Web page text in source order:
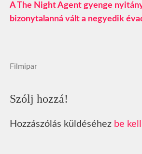
A The Night Agent gyenge
bizonytalanná vált a negyedik
Filmipar
Szólj hozzá!
Hozzászólás küldéséhez be